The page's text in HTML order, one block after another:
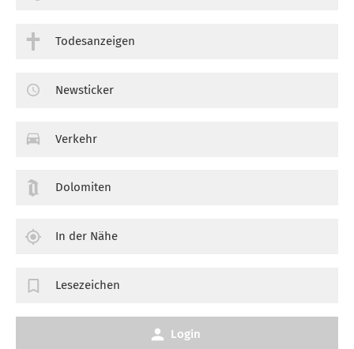
Todesanzeigen
Newsticker
Verkehr
Dolomiten
In der Nähe
Lesezeichen
Login